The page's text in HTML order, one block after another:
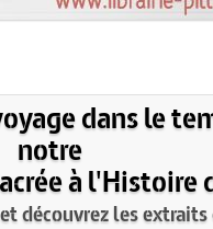
dans le
notre
à l'Histoire
découvrez les